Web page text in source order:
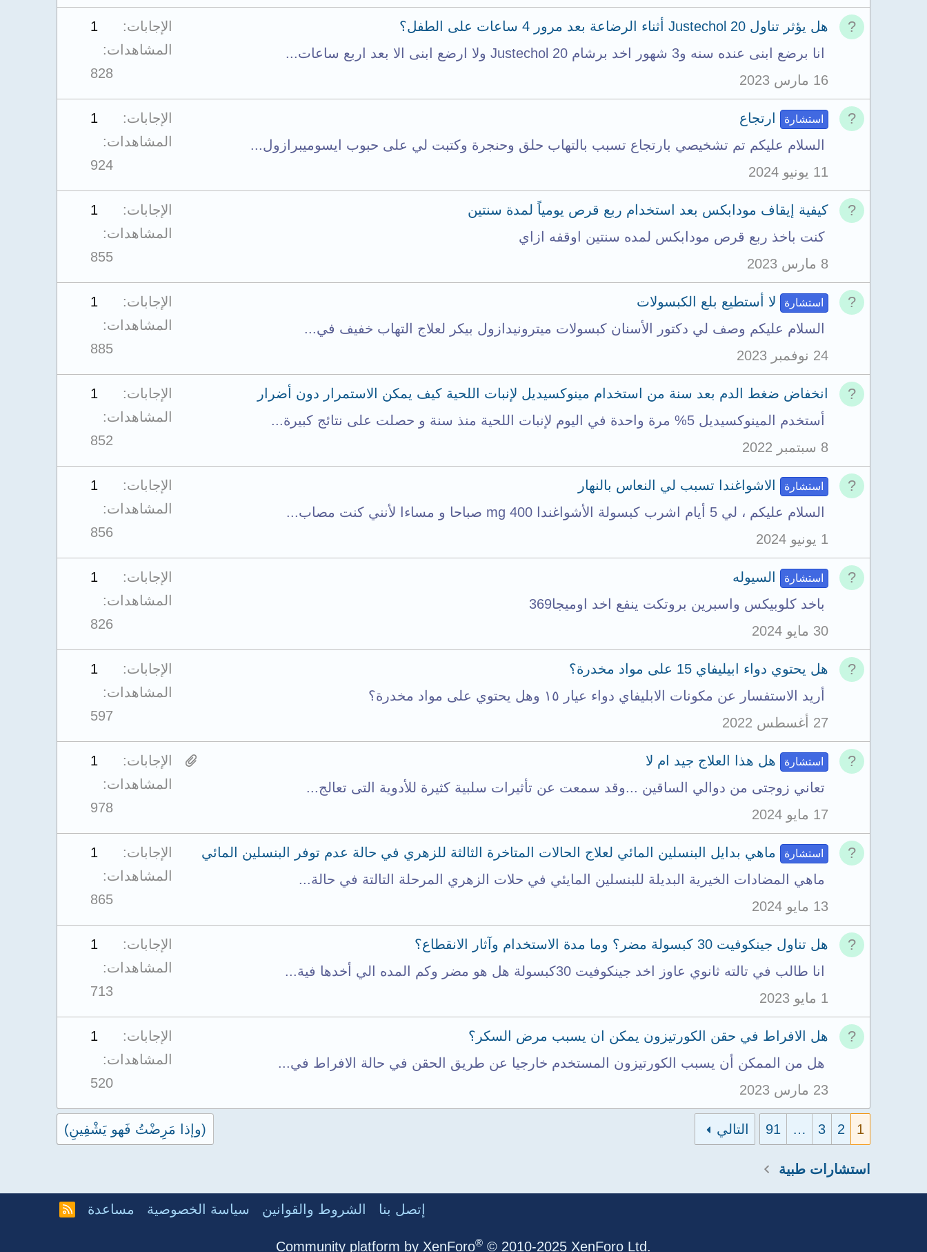
هل يؤثر تناول Justechol 20 أثناء الرضاعة بعد مرور 4 ساعات على الطفل؟
انا برضع ابنى عنده سنه و3 شهور اخد برشام Justechol 20 ولا ارضع ابنى الا بعد اربع ساعات...
16 مارس 2023
الإجابات
1
المشاهدات
828
استشارة
ارتجاع
السلام عليكم تم تشخيصي بارتجاع تسبب بالتهاب حلق وحنجرة وكتبت لي على حبوب ايسوميبرازول...
11 يونيو 2024
الإجابات
1
المشاهدات
924
كيفية إيقاف مودابكس بعد استخدام ربع قرص يومياً لمدة سنتين
كنت باخذ ربع قرص مودابكس لمده سنتين اوقفه ازاي
8 مارس 2023
الإجابات
1
المشاهدات
855
استشارة
لا أستطيع بلع الكبسولات
السلام عليكم وصف لي دكتور الأسنان كبسولات ميترونيدازول بيكر لعلاج التهاب خفيف في...
24 نوفمبر 2023
الإجابات
1
المشاهدات
885
انخفاض ضغط الدم بعد سنة من استخدام مينوكسيديل لإنبات اللحية كيف يمكن الاستمرار دون أضرار
أستخدم المينوكسيديل 5% مرة واحدة في اليوم لإنبات اللحية منذ سنة و حصلت على نتائج كبيرة...
8 سبتمبر 2022
الإجابات
1
المشاهدات
852
استشارة
الاشواغندا تسبب لي النعاس بالنهار
السلام عليكم ، لي 5 أيام اشرب كبسولة الأشواغندا 400 mg صباحا و مساءا لأنني كنت مصاب...
1 يونيو 2024
الإجابات
1
المشاهدات
856
استشارة
السيوله
باخد كلوبيكس واسبرين بروتكت ينفع اخد اوميجا369
30 مايو 2024
الإجابات
1
المشاهدات
826
هل يحتوي دواء ابيليفاي 15 على مواد مخدرة؟
أريد الاستفسار عن مكونات الابليفاي دواء عيار ١٥ وهل يحتوي على مواد مخدرة؟
27 أغسطس 2022
الإجابات
1
المشاهدات
597
1
a
e
t
o
l
استشارة
هل هذا العلاج جيد ام لا
تعاني زوجتى من دوالي الساقين ...وقد سمعت عن تأثيرات سلبية كثيرة للأدوية التى تعالج...
17 مايو 2024
الإجابات
1
المشاهدات
978
استشارة
ماهي بدايل البنسلين المائي لعلاج الحالات المتاخرة الثالثة للزهري في حالة عدم توفر البنسلين المائي
ماهي المضادات الخيرية البديلة للبنسلين المايئي في حلات الزهري المرحلة التالتة في حالة...
13 مايو 2024
الإجابات
1
المشاهدات
865
هل تناول جينكوفيت 30 كبسولة مضر؟ وما مدة الاستخدام وآثار الانقطاع؟
انا طالب في تالته ثانوي عاوز اخد جينكوفيت 30كبسولة هل هو مضر وكم المده الي أخدها فية...
1 مايو 2023
الإجابات
1
المشاهدات
713
هل الافراط في حقن الكورتيزون يمكن ان يسبب مرض السكر؟
هل من الممكن أن يسبب الكورتيزون المستخدم خارجيا عن طريق الحقن في حالة الافراط في...
23 مارس 2023
الإجابات
1
المشاهدات
520
1
2
3
…
91 التالي (وإذا مَرِضْتُ فَهو يَشْفِينِ)
استشارات طبية
إتصل بنا الشروط والقوانين سياسة الخصوصية مساعدة
Community platform by XenForo® © 2010-2025 XenForo Ltd.